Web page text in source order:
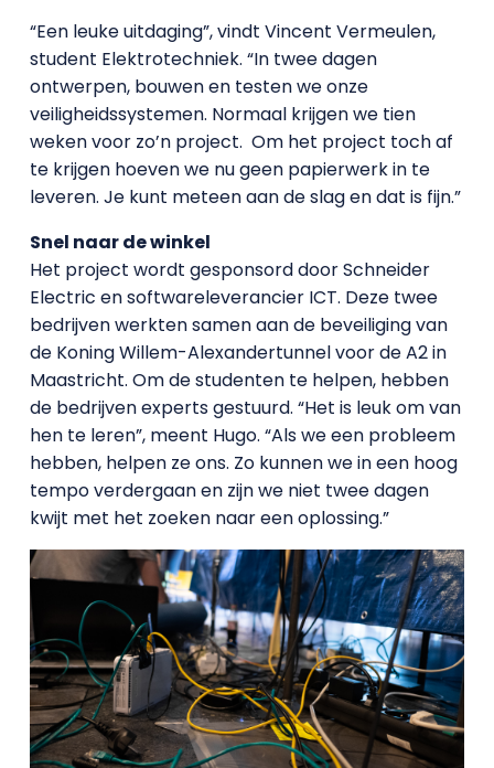
“Een leuke uitdaging”, vindt Vincent Vermeulen,
student Elektrotechniek. “In twee dagen
ontwerpen, bouwen en testen we onze
veiligheidssystemen. Normaal krijgen we tien
weken voor zo’n project. Om het project toch af
te krijgen hoeven we nu geen papierwerk in te
leveren. Je kunt meteen aan de slag en dat is fijn.”
Snel naar de winkel
Het project wordt gesponsord door Schneider
Electric en softwareleverancier ICT. Deze twee
bedrijven werkten samen aan de beveiliging van
de Koning Willem-Alexandertunnel voor de A2 in
Maastricht. Om de studenten te helpen, hebben
de bedrijven experts gestuurd. “Het is leuk om van
hen te leren”, meent Hugo. “Als we een probleem
hebben, helpen ze ons. Zo kunnen we in een hoog
tempo verdergaan en zijn we niet twee dagen
kwijt met het zoeken naar een oplossing.”